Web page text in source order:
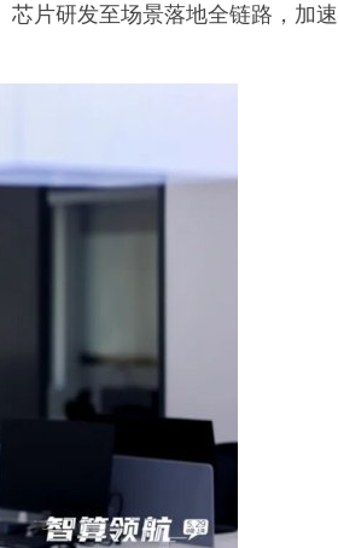
片研发至场景落地全链路，加速